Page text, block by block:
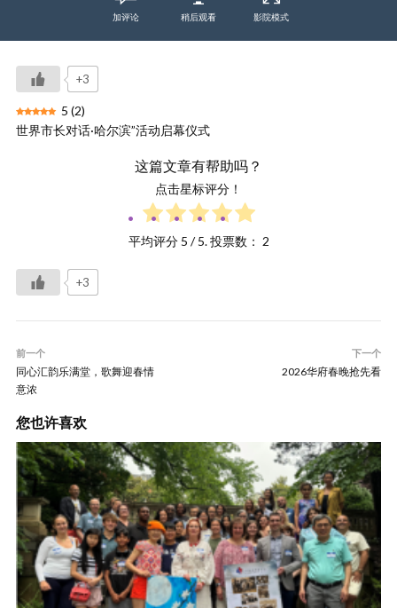
加评论 稍后观看 影院模式
+3
5 (2)
世界市长对话·哈尔滨”活动启幕仪式
这篇文章有帮助吗？
点击星标评分！
平均评分 5 / 5. 投票数： 2
+3
前一个
同心汇韵乐满堂，歌舞迎春情
意浓
下一个
2026华府春晚抢先看
您也许喜欢